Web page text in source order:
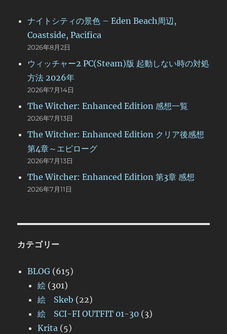
ナイトシティの景色 – Eden Beach周辺,
Coastside, Pacifica
2026年8月2日
ウィッチャー2 PC(Steam)版 起動しない時の対処
方法 2026年
2026年7月14日
The Witcher: Enhanced Edition 感想一覧
2026年7月13日
The Witcher: Enhanced Edition クリア後感想
第4章～エピローグ
2026年7月13日
The Witcher: Enhanced Edition 第3章 感想
2026年7月11日
カテゴリー
BLOG (615)
絵 (301)
絵 Skeb (22)
絵 SCI-FI OUTFIT 01-30 (3)
Krita (5)